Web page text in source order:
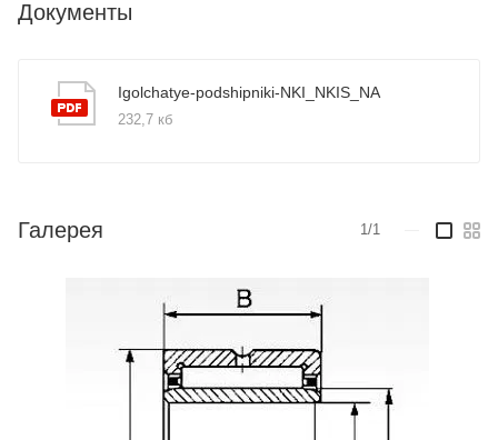
Документы
Igolchatye-podshipniki-NKI_NKIS_NA
232,7 кб
Галерея 1/1